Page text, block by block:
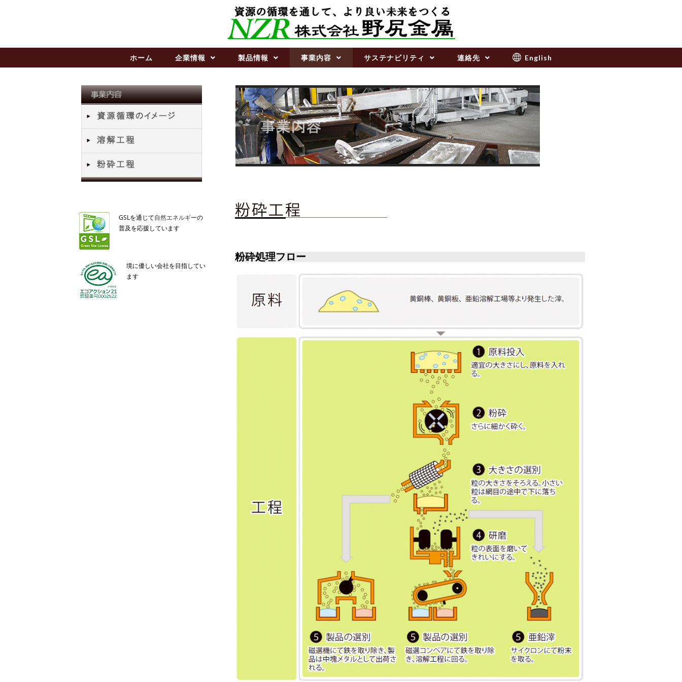
ホーム 企業情報 製品情報 事業内容 サステナビリティ 連絡先 English
GSLを通じて自然エネルギーの
普及を応援しています
境に優しい会社を目指してい
ます
粉砕処理フロー